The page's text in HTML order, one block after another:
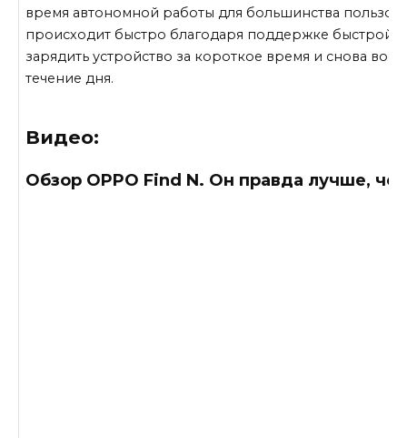
время автономной работы для большинства
происходит быстро благодаря поддержке быстрой
зарядить устройство за короткое время и снова
течение дня.
Видео:
Обзор OPPO Find N. Он правда лучше,